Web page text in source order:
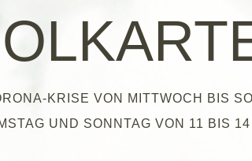
KRISE VON MITTWOCH BIS
UND SONNTAG VON 11 BIS